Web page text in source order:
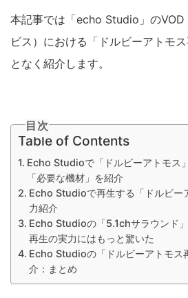
本記事では「echo Studio」のVOD
ビス）における「ドルビーアトモ
となく紹介します。
目次
Table of Contents
Echo Studioで「ドルビーアトモス
「必要な機材」を紹介
Echo Studioで再生する「ドルビー
力紹介
Echo Studioの「5.1chサラウンド
再生の実力にはもっと驚いた
Echo Studioの「ドルビーアトモス
介：まとめ